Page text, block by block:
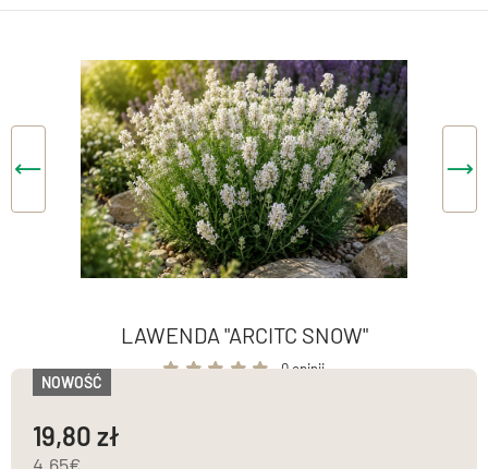
LAWENDA "ARCITC SNOW"
0 opinii
NOWOŚĆ
19,80